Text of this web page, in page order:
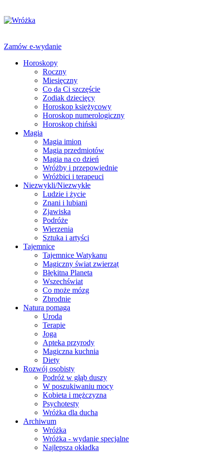
Zamów e-wydanie
Horoskopy
Roczny
Miesięczny
Co da Ci szczęście
Zodiak dziecięcy
Horoskop księżycowy
Horoskop numerologiczny
Horoskop chiński
Magia
Magia imion
Magia przedmiotów
Magia na co dzień
Wróżby i przepowiednie
Wróżbici i terapeuci
Niezwykli/Niezwykłe
Ludzie i życie
Znani i lubiani
Zjawiska
Podróże
Wierzenia
Sztuka i artyści
Tajemnice
Tajemnice Watykanu
Magiczny świat zwierząt
Błękitna Planeta
Wszechświat
Co może mózg
Zbrodnie
Natura pomaga
Uroda
Terapie
Joga
Apteka przyrody
Magiczna kuchnia
Diety
Rozwój osobisty
Podróż w głąb duszy
W poszukiwaniu mocy
Kobieta i mężczyzna
Psychotesty
Wróżka dla ducha
Archiwum
Wróżka
Wróżka - wydanie specjalne
Najlepsza okładka